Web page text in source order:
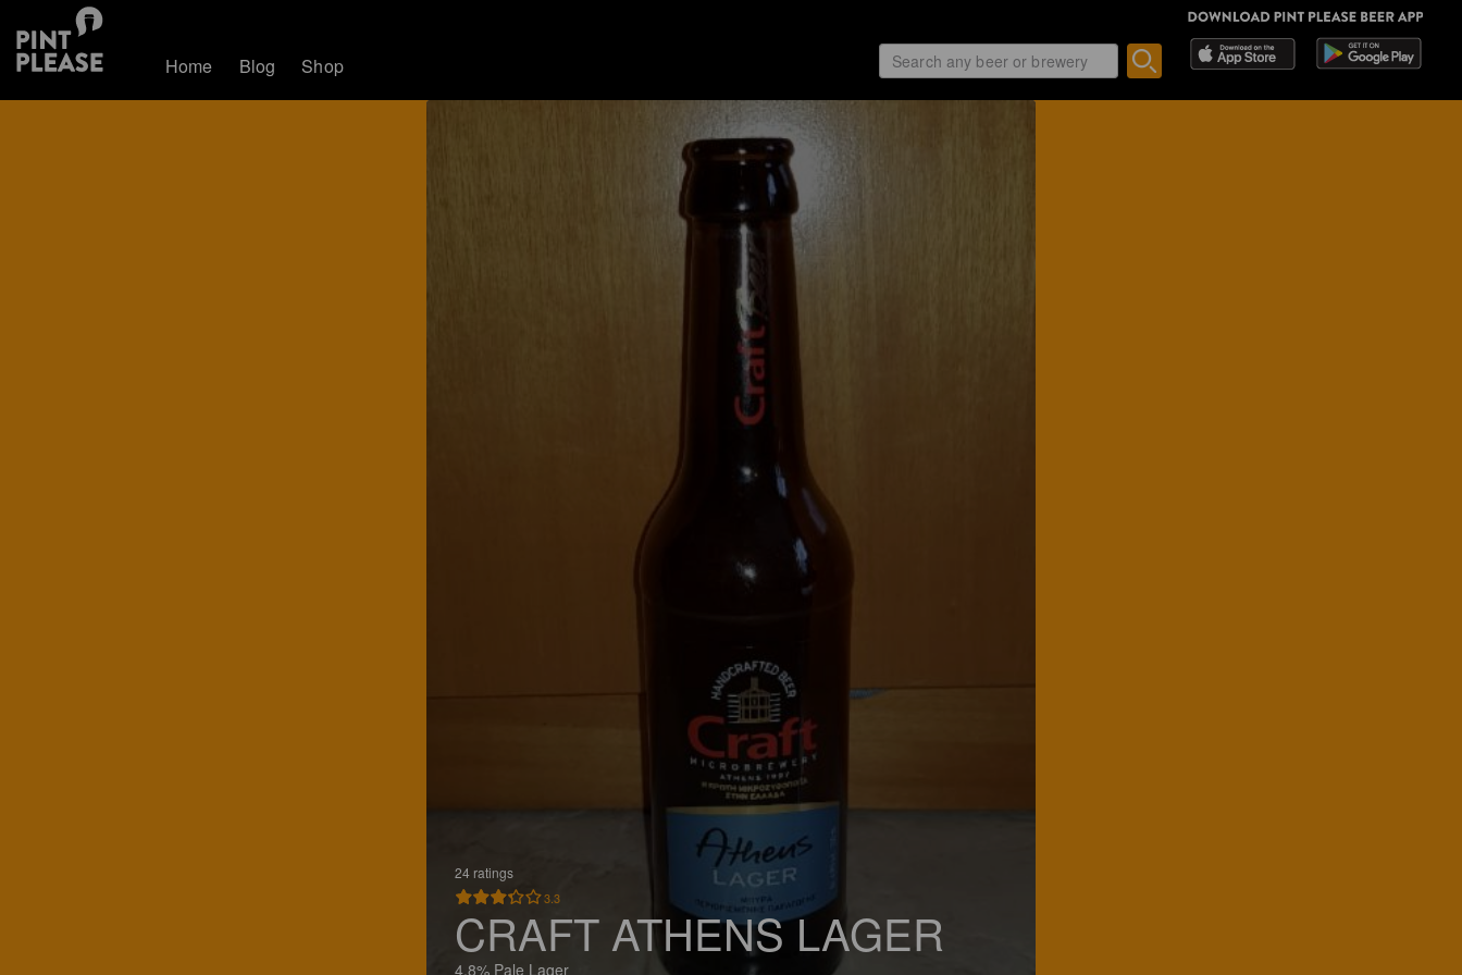
Home Blog Shop
24 ratings
3.3
CRAFT ATHENS LAGER
4.8% Pale Lager